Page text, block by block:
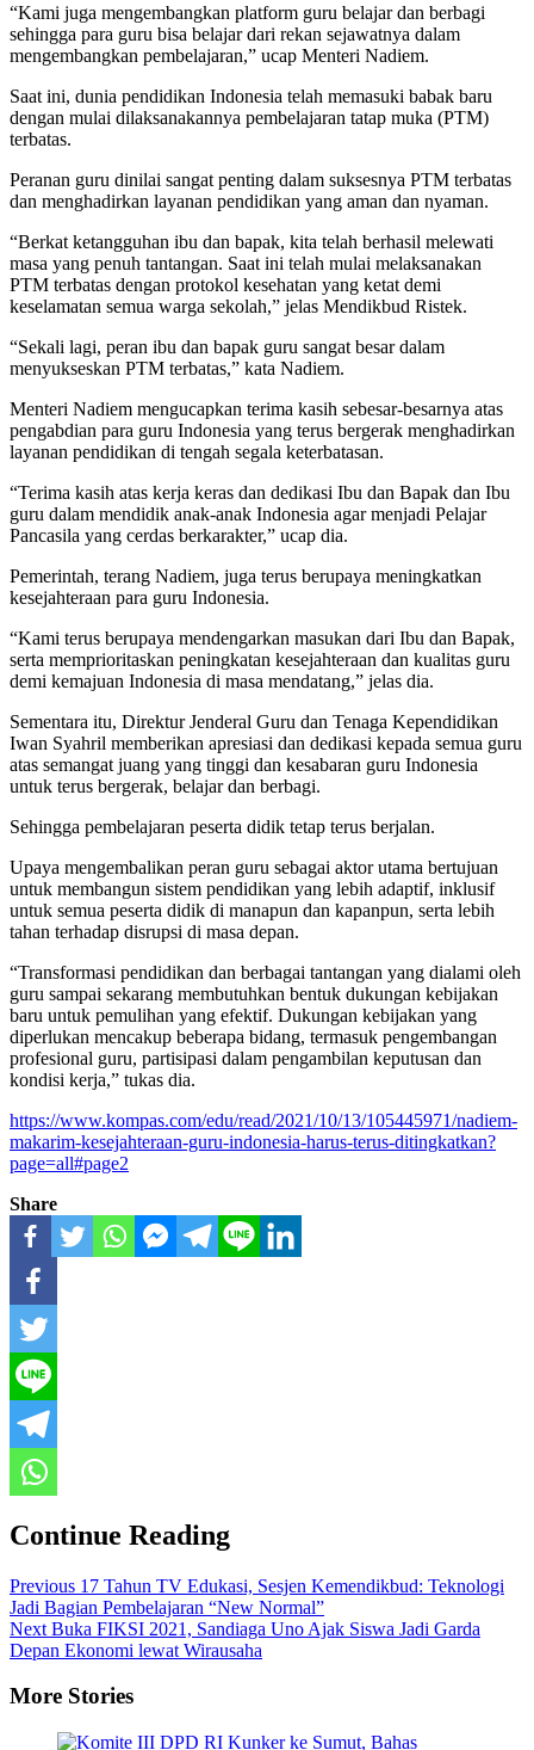
“Kami juga mengembangkan platform guru belajar dan berbagi
sehingga para guru bisa belajar dari rekan sejawatnya dalam
mengembangkan pembelajaran,” ucap Menteri Nadiem.
Saat ini, dunia pendidikan Indonesia telah memasuki babak baru
dengan mulai dilaksanakannya pembelajaran tatap muka (PTM)
terbatas.
Peranan guru dinilai sangat penting dalam suksesnya PTM terbatas
dan menghadirkan layanan pendidikan yang aman dan nyaman.
“Berkat ketangguhan ibu dan bapak, kita telah berhasil melewati
masa yang penuh tantangan. Saat ini telah mulai melaksanakan
PTM terbatas dengan protokol kesehatan yang ketat demi
keselamatan semua warga sekolah,” jelas Mendikbud Ristek.
“Sekali lagi, peran ibu dan bapak guru sangat besar dalam
menyukseskan PTM terbatas,” kata Nadiem.
Menteri Nadiem mengucapkan terima kasih sebesar-besarnya atas
pengabdian para guru Indonesia yang terus bergerak menghadirkan
layanan pendidikan di tengah segala keterbatasan.
“Terima kasih atas kerja keras dan dedikasi Ibu dan Bapak dan Ibu
guru dalam mendidik anak-anak Indonesia agar menjadi Pelajar
Pancasila yang cerdas berkarakter,” ucap dia.
Pemerintah, terang Nadiem, juga terus berupaya meningkatkan
kesejahteraan para guru Indonesia.
“Kami terus berupaya mendengarkan masukan dari Ibu dan Bapak,
serta memprioritaskan peningkatan kesejahteraan dan kualitas guru
demi kemajuan Indonesia di masa mendatang,” jelas dia.
Sementara itu, Direktur Jenderal Guru dan Tenaga Kependidikan
Iwan Syahril memberikan apresiasi dan dedikasi kepada semua guru
atas semangat juang yang tinggi dan kesabaran guru Indonesia
untuk terus bergerak, belajar dan berbagi.
Sehingga pembelajaran peserta didik tetap terus berjalan.
Upaya mengembalikan peran guru sebagai aktor utama bertujuan
untuk membangun sistem pendidikan yang lebih adaptif, inklusif
untuk semua peserta didik di manapun dan kapanpun, serta lebih
tahan terhadap disrupsi di masa depan.
“Transformasi pendidikan dan berbagai tantangan yang dialami oleh
guru sampai sekarang membutuhkan bentuk dukungan kebijakan
baru untuk pemulihan yang efektif. Dukungan kebijakan yang
diperlukan mencakup beberapa bidang, termasuk pengembangan
profesional guru, partisipasi dalam pengambilan keputusan dan
kondisi kerja,” tukas dia.
https://www.kompas.com/edu/read/2021/10/13/105445971/nadiem-
makarim-kesejahteraan-guru-indonesia-harus-terus-ditingkatkan?
page=all#page2
Share
Continue Reading
Previous 17 Tahun TV Edukasi, Sesjen Kemendikbud: Teknologi
Jadi Bagian Pembelajaran “New Normal”
Next Buka FIKSI 2021, Sandiaga Uno Ajak Siswa Jadi Garda
Depan Ekonomi lewat Wirausaha
More Stories